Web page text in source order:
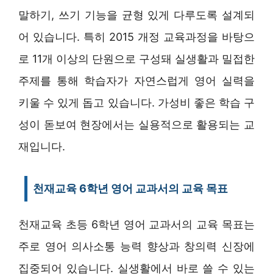
말하기, 쓰기 기능을 균형 있게 다루도록 설계되
어 있습니다. 특히 2015 개정 교육과정을 바탕으
로 11개 이상의 단원으로 구성돼 실생활과 밀접한
주제를 통해 학습자가 자연스럽게 영어 실력을
키울 수 있게 돕고 있습니다. 가성비 좋은 학습 구
성이 돋보여 현장에서는 실용적으로 활용되는 교
재입니다.
천재교육 6학년 영어 교과서의 교육 목표
천재교육 초등 6학년 영어 교과서의 교육 목표는
주로 영어 의사소통 능력 향상과 창의력 신장에
집중되어 있습니다. 실생활에서 바로 쓸 수 있는